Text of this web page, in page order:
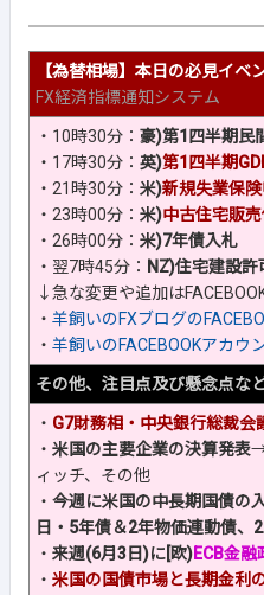
【為替相場】本日の必見イベ
FX経済指標通知システム
・10時30分： 豪)第1四半期民
・17時30分： 英)第1四半期
・21時30分： 米)新規失業保
・23時00分： 米)中古住宅販
・26時00分： 米)7年債入札
・翌7時45分： NZ)住宅建設許
↓急な変更や追加は
・ 羊飼いのFXブログの
・ 羊飼いのFACEBOOKアカウ
その他、注目点及び懸念点な
・ G7財務相・中央銀行総裁会
・ 米国の主要企業の決算発表→
ィッチ、その他
・ 今週に米国の中長期国債の
日・5年債＆2年物価連動債、
・ 来週(6月3日)に[欧)ECB金
・ 米国の国債市場と長期金利